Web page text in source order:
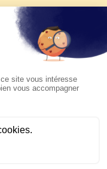
2026 de KTO
du pape Léon
sur KTO le
Argentine et
2026